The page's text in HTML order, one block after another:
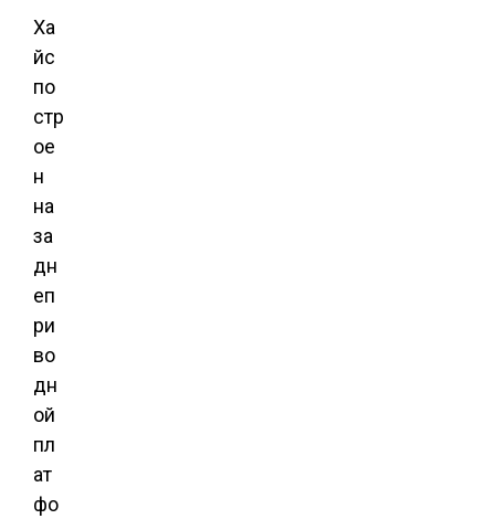
Ха
йс
по
стр
ое
н
на
за
дн
еп
ри
во
дн
ой
пл
ат
фо